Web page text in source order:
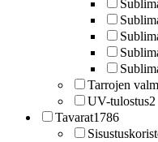
Tarrojen
UV-tulostus2
Tavarat1786